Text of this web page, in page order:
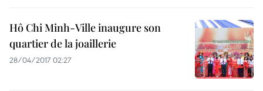
Hô Chi Minh-Ville inaugure son
quartier de la joaillerie
28/04/2017 02:27